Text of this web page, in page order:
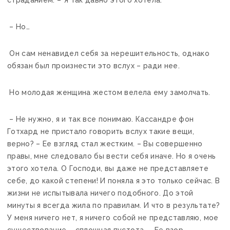
– Но…
Он сам ненавидел себя за нерешительность, однако
обязан был произнести это вслух – ради нее.
Но молодая женщина жестом велела ему замолчать.
– Не нужно, я и так все понимаю. Кассандре фон
Готхард не пристало говорить вслух такие вещи,
верно? – Ее взгляд стал жестким. – Вы совершенно
правы, мне следовало бы вести себя иначе. Но я очень
этого хотела. О Господи, вы даже не представляете
себе, до какой степени! И поняла я это только сейчас. В
жизни не испытывала ничего подобного. До этой
минуты я всегда жила по правилам. И что в результате?
У меня ничего нет, я ничего собой не представляю, мое